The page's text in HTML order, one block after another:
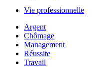
Vie professionnelle
Argent
Chômage
Management
Réussite
Travail